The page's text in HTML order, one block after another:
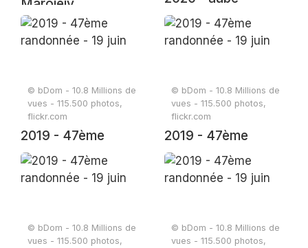
Marojejy
© bDom - 10.8 Millions de
vues - 115.500 photos,
flickr.com
2019 - 47ème
randonnée - 19 juin
© bDom - 10.8 Millions de
vues - 115.500 photos,
flickr.com
2019 - 47ème
randonnée - 19 juin
© bDom - 10.8 Millions de
vues - 115.500 photos,
© bDom - 10.8 Millions de
vues - 115.500 photos,